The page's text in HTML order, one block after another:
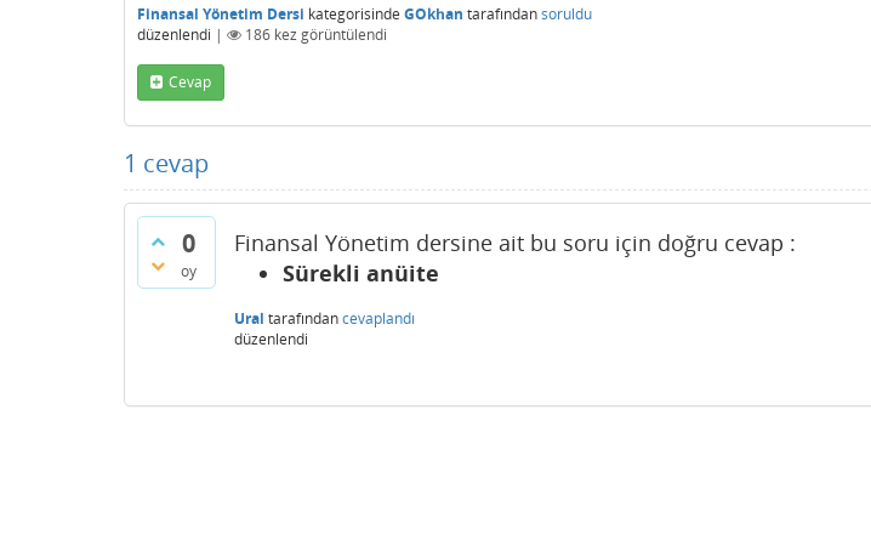
Finansal Yönetim Dersi kategorisinde GOkhan tarafındansoruldu
düzenlendi | 186 kez görüntülendi
Cevap
1 cevap
0
oy
Finansal Yönetim dersine ait bu soru için doğru cevap :
Sürekli anüite
Ural tarafındancevaplandı
düzenlendi